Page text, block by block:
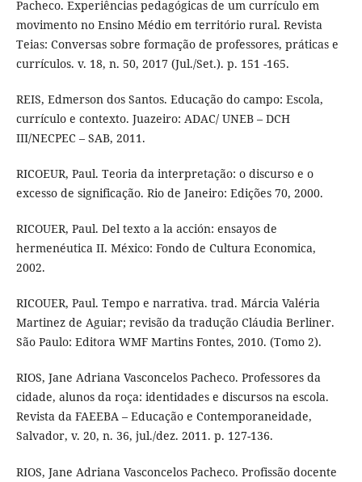
Pacheco. Experiências pedagógicas de um currículo em
movimento no Ensino Médio em território rural. Revista
Teias: Conversas sobre formação de professores, práticas e
currículos. v. 18, n. 50, 2017 (Jul./Set.). p. 151 -165.
REIS, Edmerson dos Santos. Educação do campo: Escola,
currículo e contexto. Juazeiro: ADAC/ UNEB – DCH
III/NECPEC – SAB, 2011.
RICOEUR, Paul. Teoria da interpretação: o discurso e o
excesso de significação. Rio de Janeiro: Edições 70, 2000.
RICOUER, Paul. Del texto a la acción: ensayos de
hermenéutica II. México: Fondo de Cultura Economica,
2002.
RICOUER, Paul. Tempo e narrativa. trad. Márcia Valéria
Martinez de Aguiar; revisão da tradução Cláudia Berliner.
São Paulo: Editora WMF Martins Fontes, 2010. (Tomo 2).
RIOS, Jane Adriana Vasconcelos Pacheco. Professores da
cidade, alunos da roça: identidades e discursos na escola.
Revista da FAEEBA – Educação e Contemporaneidade,
Salvador, v. 20, n. 36, jul./dez. 2011. p. 127-136.
RIOS, Jane Adriana Vasconcelos Pacheco. Profissão docente